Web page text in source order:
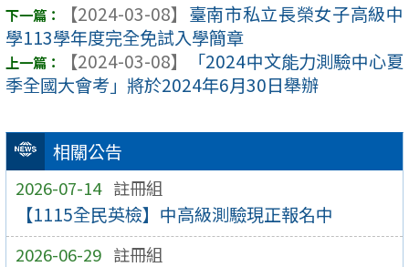
相關公告
2026-07-14 註冊組
【1115全民英檢】中高級測驗現正報名中
2026-06-29 註冊組
【2024-03-08】 臺南市私立長榮女子高級中
學113學年度完全免試入學簡章
【2024-03-08】
「2024中文能力測驗中心夏
季全國大會考」將於2024年6月30日舉辦